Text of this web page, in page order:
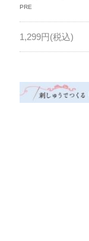
PRE
1,299円(税込)